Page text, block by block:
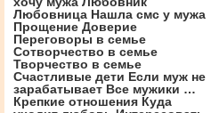
Любовница Нашла смс у мужа
Прощение Доверие
Переговоры в семье
Сотворчество в семье
Творчество в семье
Счастливые дети Если муж не
зарабатывает Все мужики …
Крепкие отношения Куда